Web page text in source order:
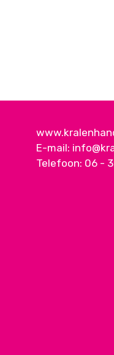
E-mail:
Telefoon: 06 -